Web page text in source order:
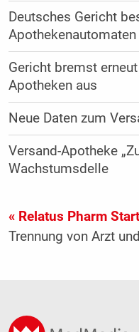
Deutsches Gericht
Apothekenautomaten
Gericht bremst
Apotheken aus
Neue Daten zum
Versand-Apotheke
Wachstumsdelle
« Relatus Pharm
Trennung von Arzt